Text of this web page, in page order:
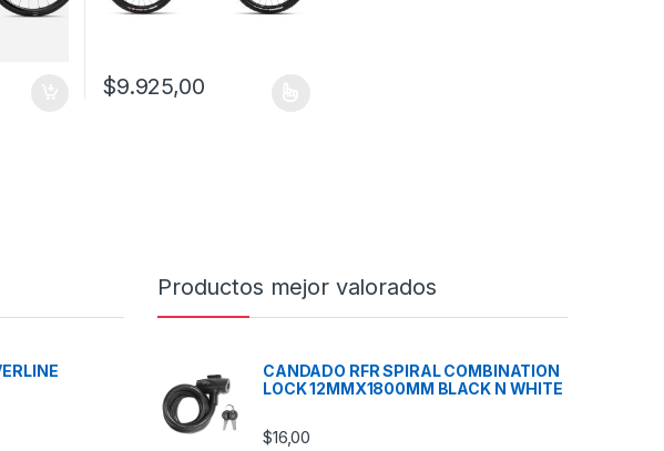
pueden elegir en la página de producto
$9.925,00
Este producto tiene múltiples variantes. Las opciones se pueden elegir en la
precios: desde $72,25 hasta $79,05
Productos mejor valorados
CANDADO RFR SPIRAL COMBINATION
LOCK 12MMX1800MM BLACK N WHITE
$16,00